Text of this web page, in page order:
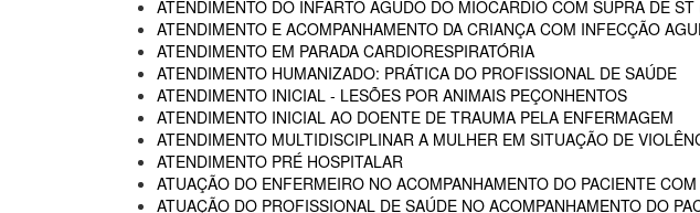
ATENDIMENTO DO INFARTO AGUDO DO MIOCARDIO COM SUPRA DE ST
ATENDIMENTO E ACOMPANHAMENTO DA CRIANÇA COM INFECÇÃO
ATENDIMENTO EM PARADA CARDIORESPIRATÓRIA
ATENDIMENTO HUMANIZADO: PRÁTICA DO PROFISSIONAL DE SAÚDE
ATENDIMENTO INICIAL - LESÕES POR ANIMAIS PEÇONHENTOS
ATENDIMENTO INICIAL AO DOENTE DE TRAUMA PELA ENFERMAGEM
ATENDIMENTO MULTIDISCIPLINAR A MULHER EM SITUAÇÃO DE
ATENDIMENTO PRÉ HOSPITALAR
ATUAÇÃO DO ENFERMEIRO NO ACOMPANHAMENTO DO PACIENTE
ATUAÇÃO DO PROFISSIONAL DE SAÚDE NO ACOMPANHAMENTO DO